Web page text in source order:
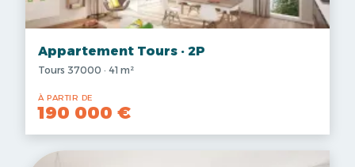
Appartement Tours · 2P
Tours 37000 · 41 m²
À PARTIR DE
190 000 €